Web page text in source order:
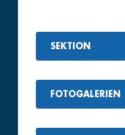
SEKTION
FOTOGALERIEN